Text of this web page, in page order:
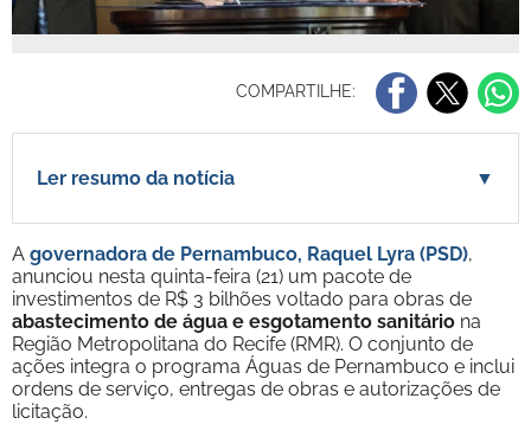
COMPARTILHE:
Ler resumo da notícia ▼
A governadora de Pernambuco, Raquel Lyra (PSD),
anunciou nesta quinta-feira (21) um pacote de
investimentos de R$ 3 bilhões voltado para obras de
abastecimento de água e esgotamento sanitário na
Região Metropolitana do Recife (RMR). O conjunto de
ações integra o programa Águas de Pernambuco e inclui
ordens de serviço, entregas de obras e autorizações de
licitação.